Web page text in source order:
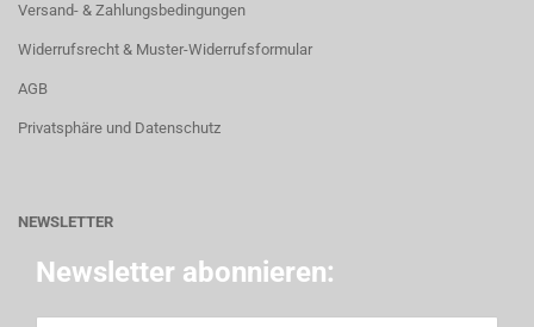
Versand- & Zahlungsbedingungen
Widerrufsrecht & Muster-Widerrufsformular
AGB
Privatsphäre und Datenschutz
NEWSLETTER
Newsletter abonnieren: